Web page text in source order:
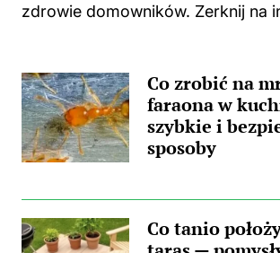
zdrowie domowników. Zerknij na
nieprzyjemna towarzyszka?
przyczyną...
Co zrobić na
faraona w
szybkie i
sposoby
Co tanio